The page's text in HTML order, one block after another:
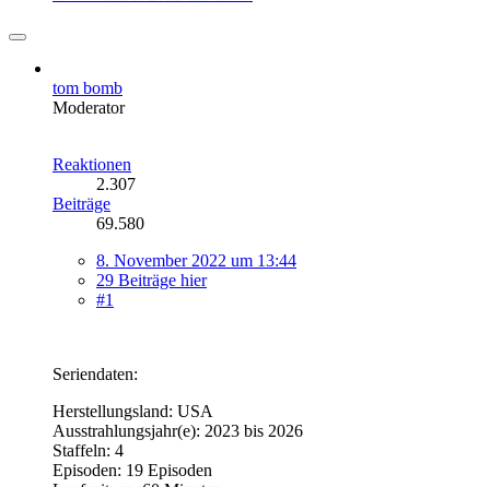
tom bomb
Moderator
Reaktionen
2.307
Beiträge
69.580
8. November 2022 um 13:44
29 Beiträge hier
#1
Seriendaten:
Herstellungsland: USA
Ausstrahlungsjahr(e): 2023 bis 2026
Staffeln: 4
Episoden: 19 Episoden